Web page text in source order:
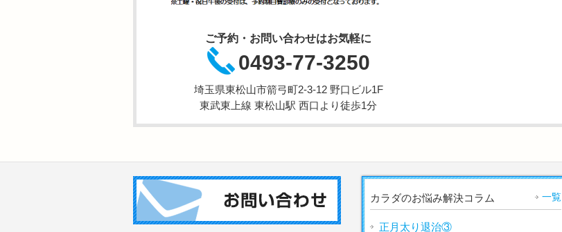
ご予約・お問い合わせはお気軽に
0493-77-3250
埼玉県東松山市箭弓町2-3-12 野口ビル1F
東武東上線 東松山駅 西口より徒歩1分
カラダのお悩み解決コラム 一覧
正月太り退治③